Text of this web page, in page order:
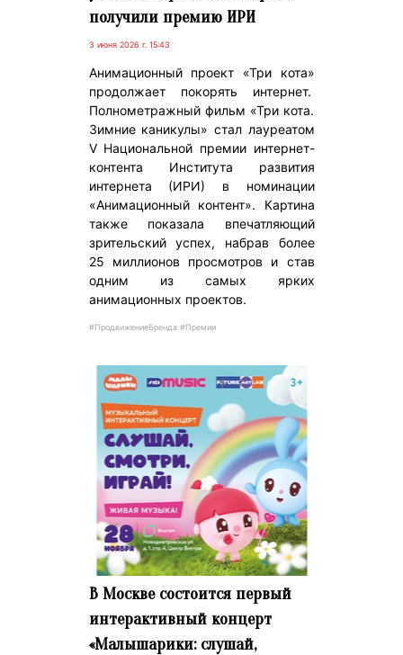
получили премию ИРИ
3 июня 2026 г. 15:43
Анимационный проект «Три кота»
продолжает покорять интернет.
Полнометражный фильм «Три кота.
Зимние каникулы» стал лауреатом
V Национальной премии интернет-
контента Института развития
интернета (ИРИ) в номинации
«Анимационный контент». Картина
также показала впечатляющий
зрительский успех, набрав более
25 миллионов просмотров и став
одним из самых ярких
анимационных проектов.
#ПродвижениеБренда #Премии
В Москве состоится первый
интерактивный концерт
«Малышарики: слушай,